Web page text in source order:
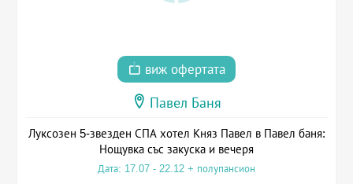
виж офертата
Павел Баня
Луксозен 5-звезден СПА хотел Княз Павел в Павел баня:
Нощувка със закуска и вечеря
Дата: 17.07 - 22.12 + полупансион